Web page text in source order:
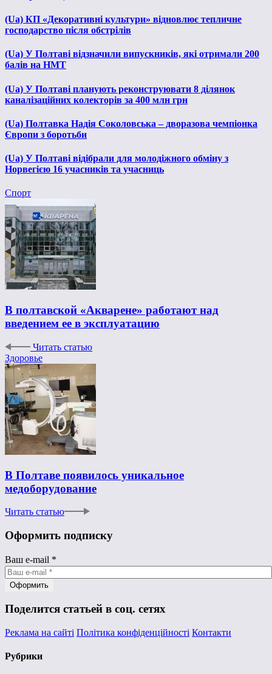
(Ua) КП «Декоративні культури» відновлює тепличне
господарство після обстрілів
(Ua) У Полтаві відзначили випускників, які отримали 200
балів на НМТ
(Ua) У Полтаві планують реконструювати 8 ділянок
каналізаційних колекторів за 400 млн грн
(Ua) Полтавка Надія Соколовська – дворазова чемпіонка
Європи з боротьби
(Ua) У Полтаві відібрали для молодіжного обміну з
Норвегією 16 учасників та учасниць
Спорт
В полтавской «Акварене» работают над
введением ее в эксплуатацию
Читать статью
Здоровье
В Полтаве появилось уникальное
медоборудование
Читать статью
Оформить подписку
Ваш e-mail *
Поделится статьей в соц. сетях
Реклама на сайті Політика конфіденційності Контакти
Рубрики